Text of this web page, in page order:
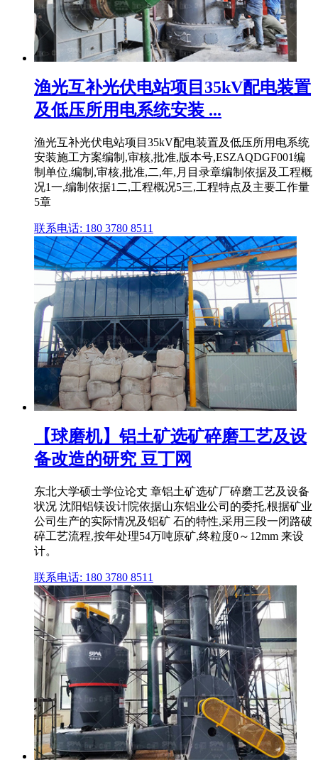
渔光互补光伏电站项目35kV配电装置
及低压所用电系统安装 ...
渔光互补光伏电站项目35kV配电装置及低压所用电系统
安装施工方案编制,审核,批准,版本号,ESZAQDGF001编
制单位,编制,审核,批准,二,年,月目录章编制依据及工程概
况1一,编制依据1二,工程概况5三,工程特点及主要工作量
5章
联系电话: 180 3780 8511
【球磨机】铝土矿选矿碎磨工艺及设
备改造的研究 豆丁网
东北大学硕士学位论丈 章铝土矿选矿厂碎磨工艺及设备
状况 沈阳铝镁设计院依据山东铝业公司的委托,根据矿业
公司生产的实际情况及铝矿 石的特性,采用三段一闭路破
碎工艺流程,按年处理54万吨原矿,终粒度0～12mm 来设
计。
联系电话: 180 3780 8511